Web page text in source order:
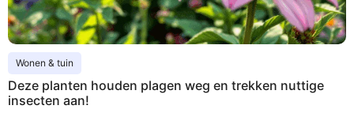
Wonen & tuin
Deze planten houden plagen weg en trekken nuttige
insecten aan!